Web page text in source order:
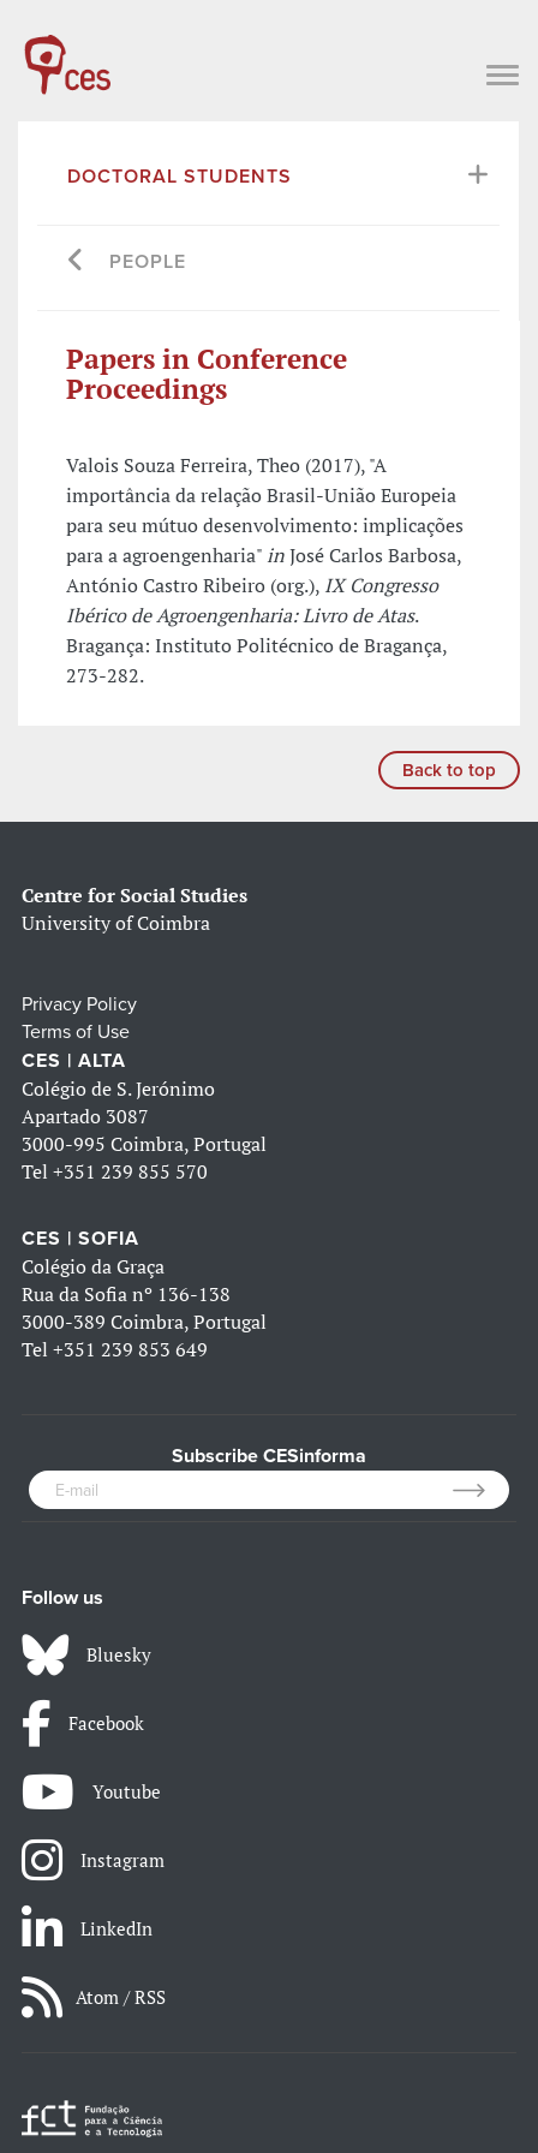
DOCTORAL STUDENTS
PEOPLE
Papers in Conference
Proceedings
Valois Souza Ferreira, Theo (2017), "A
importância da relação Brasil-União Europeia
para seu mútuo desenvolvimento: implicações
para a agroengenharia"inJosé Carlos Barbosa,
António Castro Ribeiro (org.), IX Congresso
Ibérico de Agroengenharia: Livro de Atas.
Bragança: Instituto Politécnico de Bragança,
273-282.
Back to top
Centre for Social Studies
University of Coimbra
Privacy Policy
Terms of Use
CES | ALTA
Colégio de S. Jerónimo
Apartado 3087
3000-995 Coimbra, Portugal
Tel +351 239 855 570
CES | SOFIA
Colégio da Graça
Rua da Sofia nº 136-138
3000-389 Coimbra, Portugal
Tel +351 239 853 649
Subscribe CESinforma
Follow us
Bluesky
Facebook
Youtube
Instagram
LinkedIn
Atom / RSS